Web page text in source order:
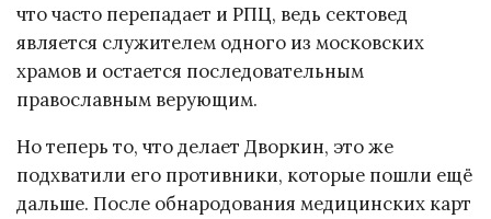
что часто перепадает и РПЦ, ведь сектовед
является служителем одного из московских
храмов и остается последовательным
православным верующим.
Но теперь то, что делает Дворкин, это же
подхватили его противники, которые пошли ещё
дальше. После обнародования медицинских карт